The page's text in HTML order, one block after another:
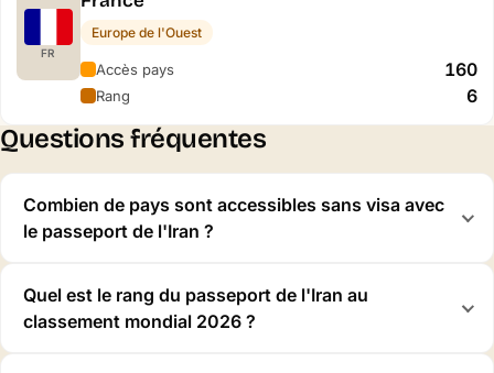
FR
Europe de l'Ouest
Accès pays 160
Rang 6
Questions fréquentes
Combien de pays sont accessibles sans visa avec
le passeport de l'Iran ?
Quel est le rang du passeport de l'Iran au
classement mondial 2026 ?